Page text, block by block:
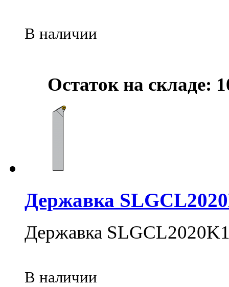
В наличии
Остаток на складе:
Державка
Державка
В наличии